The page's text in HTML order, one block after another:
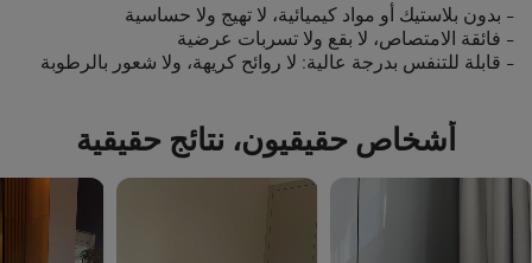
- بدون بلاستيك أو مواد كيميائية، لا تهيج ولا حساسية
- فائقة الامتصاص، لا بقع ولا تسربات عرضية
- قابلة للتنفس بدرجة عالية: لا روائح كريهة، ولا شعور بالرطوبة
أشخاص حقيقيون، نتائج حقيقية